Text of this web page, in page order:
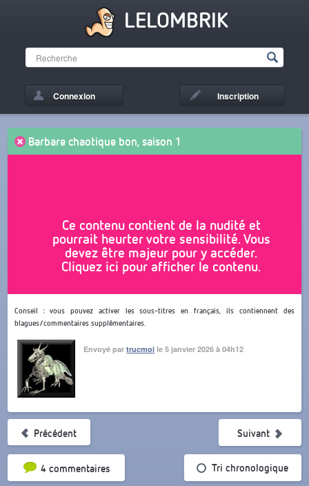
LELOMBRIK
Connexion Inscription
Barbare chaotique bon, saison 1
Ce contenu contient de la nudité et
pourrait heurter votre sensibilité. Vous
devez être majeur pour y accéder.
Cliquez ici pour afficher le contenu.
Conseil : vous pouvez activer les sous-titres en français, ils contiennent des
blagues/commentaires supplémentaires.
Envoyé partrucmoi le 5 janvier 2026 à 04h12
Précédent
4 commentairesTri par popularité Tri chronologique
Suivant